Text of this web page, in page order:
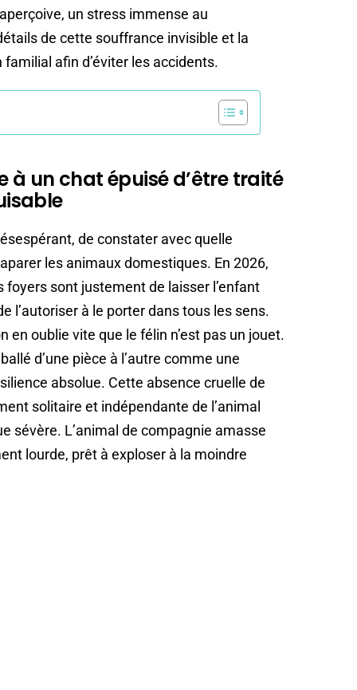
un stress immense au
de cette souffrance invisible et la
afin d’éviter les accidents.
à un chat épuisé d’être traité
de constater avec quelle
les animaux domestiques. En 2026,
sont justement de laisser l’enfant
l’autoriser à le porter dans tous les sens.
oublie vite que le félin n’est pas un jouet.
d’une pièce à l’autre comme une
absolue. Cette absence cruelle de
solitaire et indépendante de l’animal
sévère. L’animal de compagnie amasse
lourde, prêt à exploser à la moindre